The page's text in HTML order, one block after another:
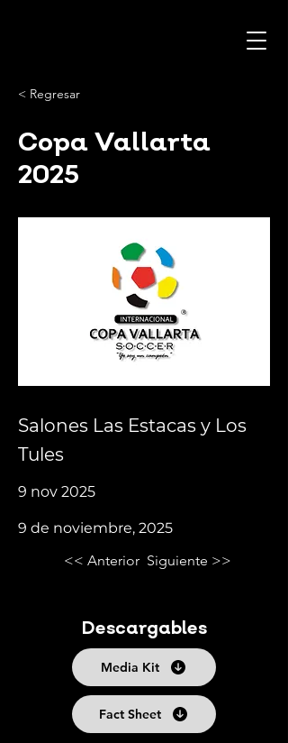
< Regresar
Copa Vallarta
2025
Salones Las Estacas y Los
Tules
9 nov 2025
9 de noviembre, 2025
<< Anterior Siguiente >>
Descargables
Media Kit
Fact Sheet